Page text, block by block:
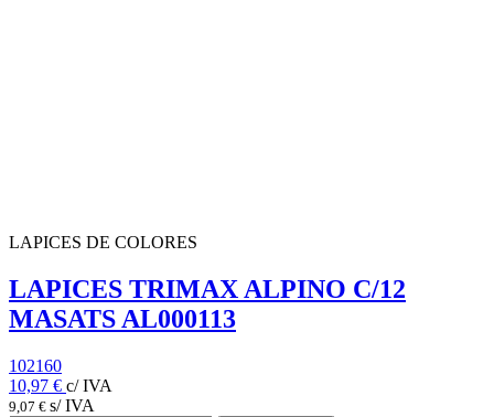
LAPICES DE COLORES
LAPICES TRIMAX ALPINO C/12
MASATS AL000113
102160
10,97 € c/ IVA
9,07 € s/ IVA